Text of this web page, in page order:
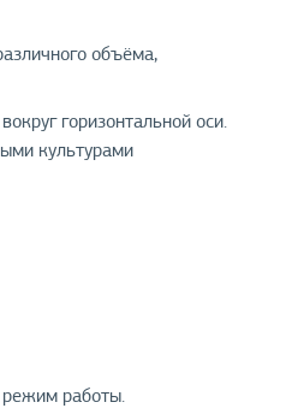
объёма,
горизонтальной оси.
культурами
работы.